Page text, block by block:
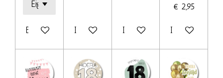
Bekijk details In winkelwagenIn winkelwagen
€ 2,95
In